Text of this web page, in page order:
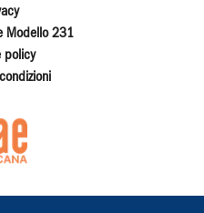
Modello 231
policy